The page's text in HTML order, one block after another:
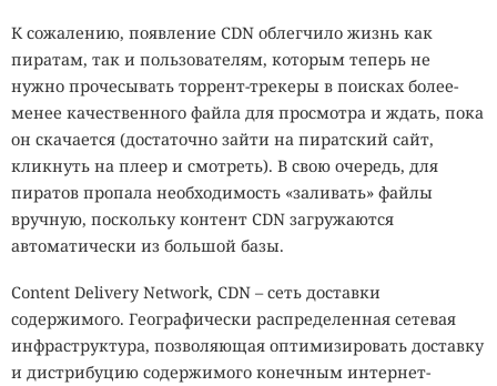
К сожалению, появление CDN облегчило жизнь как
пиратам, так и пользователям, которым теперь не
нужно прочесывать торрент-трекеры в поисках более-
менее качественного файла для просмотра и ждать, пока
он скачается (достаточно зайти на пиратский сайт,
кликнуть на плеер и смотреть). В свою очередь, для
пиратов пропала необходимость «заливать» файлы
вручную, поскольку контент CDN загружаются
автоматически из большой базы.
Content Delivery Network, CDN – сеть доставки
содержимого. Географически распределенная сетевая
инфраструктура, позволяющая оптимизировать доставку
и дистрибуцию содержимого конечным интернет-